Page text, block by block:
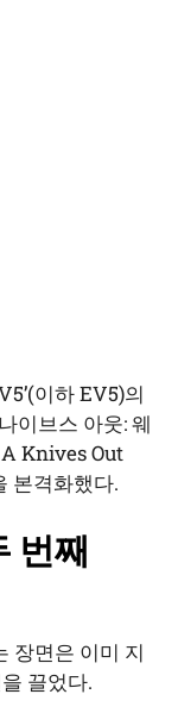
이하 EV5)의
이브스 아웃: 웨
Knives Out
본격화했다.
번째
장면은 이미 지
끌었다.